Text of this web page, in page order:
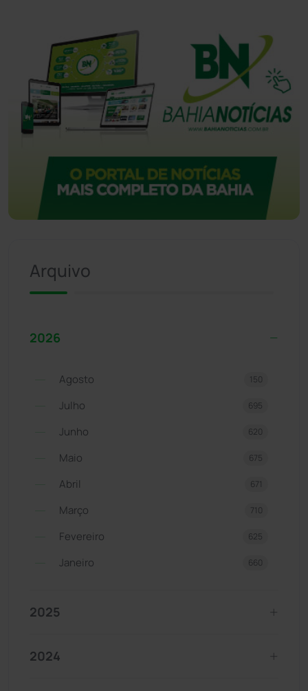
Arquivo
2026
Agosto 150
Julho 695
Junho 620
Maio 675
Abril 671
Março 710
Fevereiro 625
Janeiro 660
2025
2024